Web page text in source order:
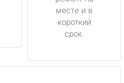
месте и в
короткий
срок.